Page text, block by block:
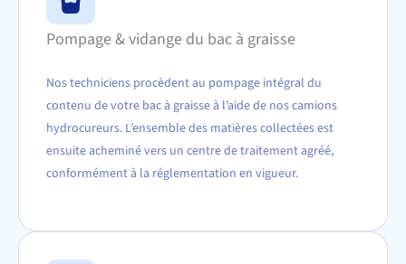
Pompage & vidange du bac à graisse
Nos techniciens procèdent au pompage intégral du
contenu de votre bac à graisse à l’aide de nos camions
hydrocureurs. L’ensemble des matières collectées est
ensuite acheminé vers un centre de traitement agréé,
conformément à la réglementation en vigueur.